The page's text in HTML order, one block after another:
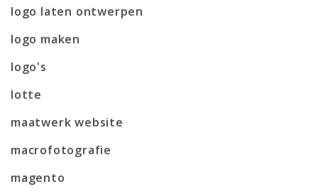
logo laten ontwerpen
logo maken
logo's
lotte
maatwerk website
macrofotografie
magento